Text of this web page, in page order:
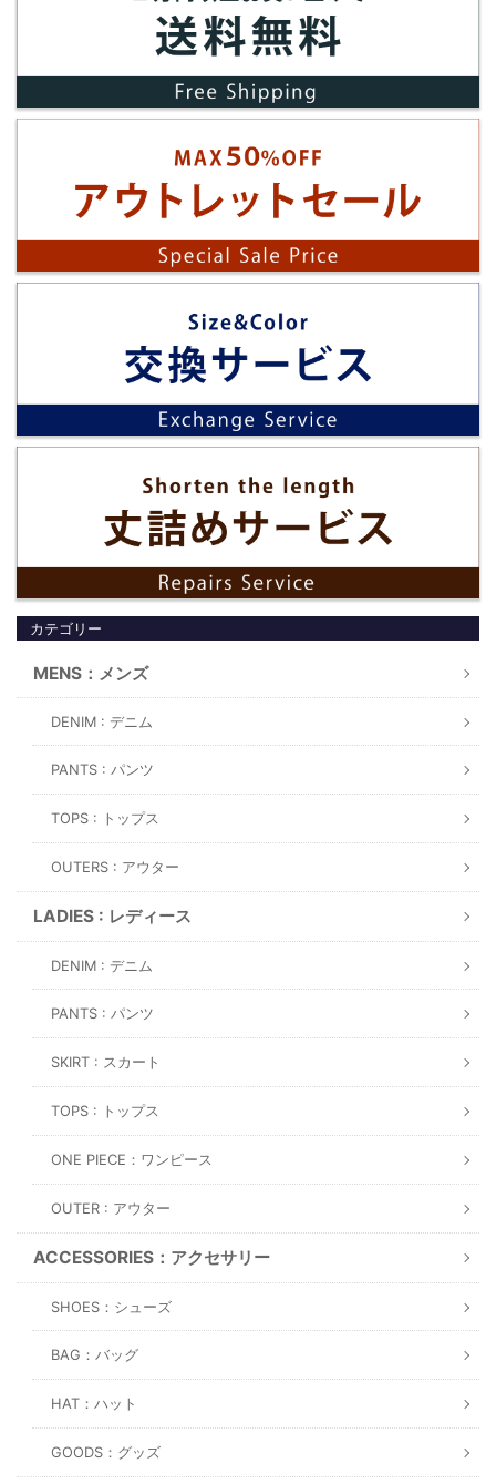
カテゴリー
MENS：メンズ
DENIM : デニム
PANTS : パンツ
TOPS : トップス
OUTERS : アウター
LADIES : レディース
DENIM : デニム
PANTS : パンツ
SKIRT : スカート
TOPS : トップス
ONE PIECE：ワンピース
OUTER : アウター
ACCESSORIES：アクセサリー
SHOES：シューズ
BAG：バッグ
HAT：ハット
GOODS：グッズ